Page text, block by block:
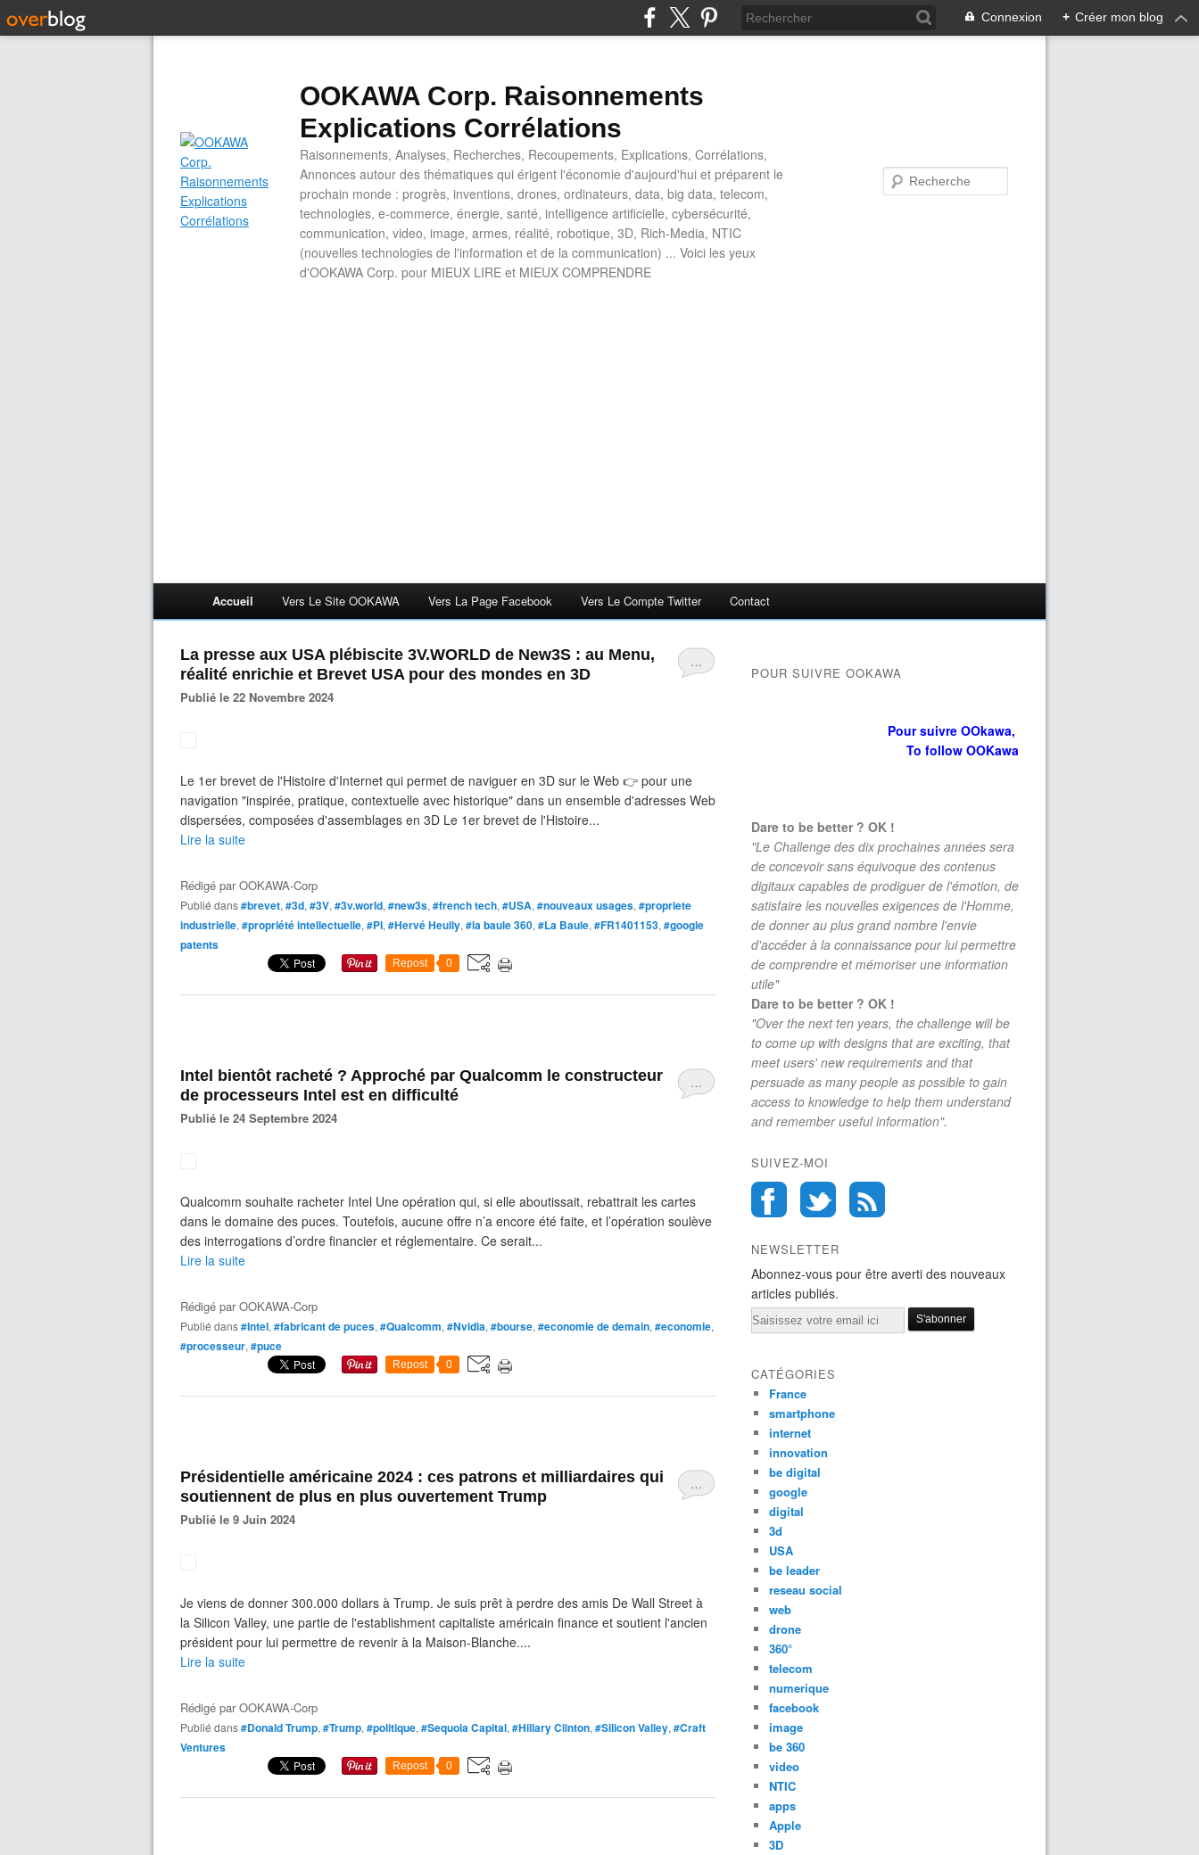
Connexion + Créer mon blog
OOKAWA Corp. Raisonnements
Explications Corrélations
Raisonnements, Analyses, Recherches, Recoupements, Explications, Corrélations,
Annonces autour des thématiques qui érigent l'économie d'aujourd'hui et préparent le
prochain monde : progrès, inventions, drones, ordinateurs, data, big data, telecom,
technologies, e-commerce, énergie, santé, intelligence artificielle, cybersécurité,
communication, video, image, armes, réalité, robotique, 3D, Rich-Media, NTIC
(nouvelles technologies de l'information et de la communication) ... Voici les yeux
d'OOKAWA Corp. pour MIEUX LIRE et MIEUX COMPRENDRE
Accueil Vers Le Site OOKAWA Vers La Page Facebook Vers Le Compte Twitter Contact
…
La presse aux USA plébiscite 3V.WORLD de New3S : au Menu,
réalité enrichie et Brevet USA pour des mondes en 3D
Publié le 22 Novembre 2024
Le 1er brevet de l'Histoire d'Internet qui permet de naviguer en 3D sur le Web 👉 pour une
navigation "inspirée, pratique, contextuelle avec historique" dans un ensemble d'adresses Web
dispersées, composées d'assemblages en 3D Le 1er brevet de l'Histoire...
Lire la suite
Rédigé parOOKAWA-Corp
Publié dans#brevet, #3d, #3V, #3v.world, #new3s, #french tech, #USA, #nouveaux usages, #propriete
industrielle, #propriété intellectuelle, #PI, #Hervé Heully, #la baule 360, #La Baule, #FR1401153, #google
patents
Repost 0
…
Intel bientôt racheté ? Approché par Qualcomm le constructeur
de processeurs Intel est en difficulté
Publié le 24 Septembre 2024
Qualcomm souhaite racheter Intel Une opération qui, si elle aboutissait, rebattrait les cartes
dans le domaine des puces. Toutefois, aucune offre n’a encore été faite, et l’opération soulève
des interrogations d’ordre financier et réglementaire. Ce serait...
Lire la suite
Rédigé parOOKAWA-Corp
Publié dans#Intel, #fabricant de puces, #Qualcomm, #Nvidia, #bourse, #economie de demain, #economie,
#processeur, #puce
Repost 0
…
Présidentielle américaine 2024 : ces patrons et milliardaires qui
soutiennent de plus en plus ouvertement Trump
Publié le 9 Juin 2024
Je viens de donner 300.000 dollars à Trump. Je suis prêt à perdre des amis De Wall Street à
la Silicon Valley, une partie de l'establishment capitaliste américain finance et soutient l'ancien
président pour lui permettre de revenir à la Maison-Blanche....
Lire la suite
Rédigé parOOKAWA-Corp
Publié dans#Donald Trump, #Trump, #politique, #Sequoia Capital, #Hillary Clinton, #Silicon Valley, #Craft
Ventures
Repost 0
POUR SUIVRE OOKAWA
Pour suivre OOkawa,
To follow OOKawa
Dare to be better ? OK !
"Le Challenge des dix prochaines années sera
de concevoir sans équivoque des contenus
digitaux capables de prodiguer de l'émotion, de
satisfaire les nouvelles exigences de l'Homme,
de donner au plus grand nombre l'envie
d'accéder à la connaissance pour lui permettre
de comprendre et mémoriser une information
utile"
Dare to be better ? OK !
"Over the next ten years, the challenge will be
to come up with designs that are exciting, that
meet users' new requirements and that
persuade as many people as possible to gain
access to knowledge to help them understand
and remember useful information".
SUIVEZ-MOI
NEWSLETTER
Abonnez-vous pour être averti des nouveaux
articles publiés.
Email
CATÉGORIES
France
smartphone
internet
innovation
be digital
google
digital
3d
USA
be leader
reseau social
web
drone
360°
telecom
numerique
facebook
image
be 360
video
NTIC
apps
Apple
3D